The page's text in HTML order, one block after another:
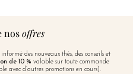
nosoffres
des nouveaux thés, des conseils et
de 10 % valable sur toute commande
avec d’autres promotions en cours).